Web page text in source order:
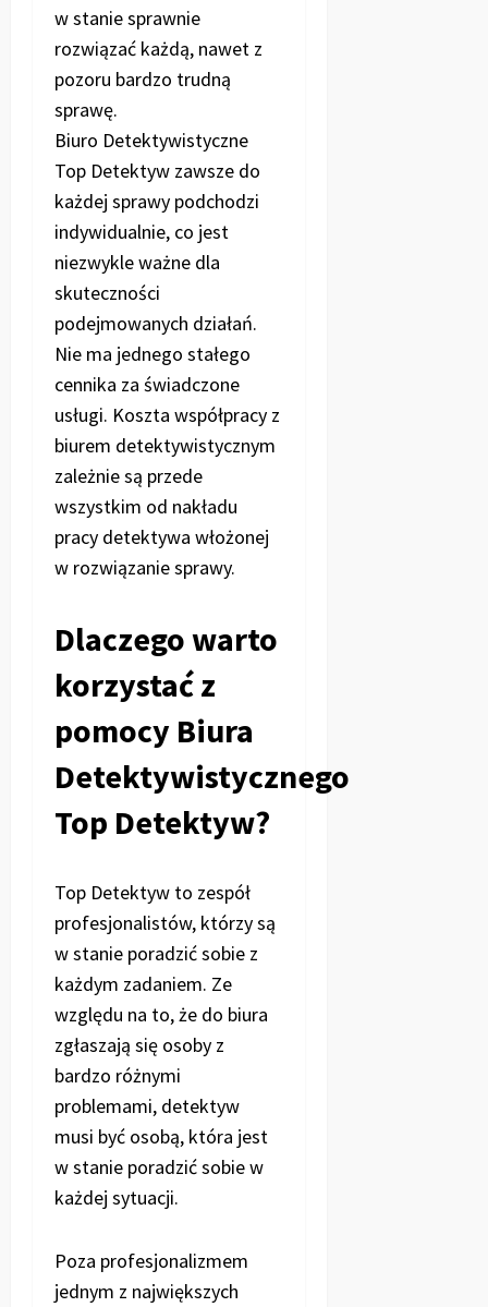
w stanie sprawnie
rozwiązać każdą, nawet z
pozoru bardzo trudną
sprawę.
Biuro Detektywistyczne
Top Detektyw zawsze do
każdej sprawy podchodzi
indywidualnie, co jest
niezwykle ważne dla
skuteczności
podejmowanych działań.
Nie ma jednego stałego
cennika za świadczone
usługi. Koszta współpracy z
biurem detektywistycznym
zależnie są przede
wszystkim od nakładu
pracy detektywa włożonej
w rozwiązanie sprawy.
Dlaczego warto
korzystać z
pomocy Biura
Detektywistycznego
Top Detektyw?
Top Detektyw to zespół
profesjonalistów, którzy są
w stanie poradzić sobie z
każdym zadaniem. Ze
względu na to, że do biura
zgłaszają się osoby z
bardzo różnymi
problemami, detektyw
musi być osobą, która jest
w stanie poradzić sobie w
każdej sytuacji.
Poza profesjonalizmem
jednym z największych